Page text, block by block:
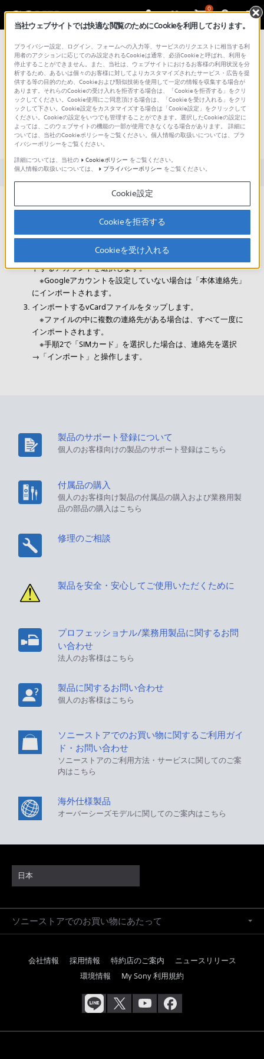
0
総合サポート・お問い合わせ
文書番号 : 00278979 / 最終更新日 : 2025/03/11
連絡帳のデータをSDカードからイ
ンポートする方法は？
対象製品カテゴリー・製品
「連絡帳」のアプリをタップします。右上の Googleアカウン
トのアイコンをタップ→「連絡帳アプリの設定」→「インポ
「.vcfファイル」／「SIMカード」→「OK」をタップします。
※アカウントを選択する画面が表示された場合は、インポー
トするアカウントを選択します。
※Googleアカウントを設定していない場合は「本体連絡先」
にインポートされます。
インポートするvCardファイルをタップします。
※ファイルの中に複数の連絡先がある場合は、すべて一度に
インポートされます。
※手順2で「SIMカード」を選択した場合は、連絡先を選択
→「インポート」と操作します。
製品のサポート登録について
個人のお客様向けの製品のサポート登録はこちら
付属品の購入
個人のお客様向け製品の付属品の購入および業務用製
品の部品の購入はこちら
修理のご相談
製品を安全・安心してご使用いただくために
プロフェッショナル/業務用製品に関するお問
い合わせ
法人のお客様はこちら
製品に関するお問い合わせ
個人のお客様はこちら
ソニーストアでのお買い物に関するご利用ガイ
ド・お問い合わせ
ソニーストアのご利用方法・サービスに関してのご案
内はこちら
海外仕様製品
オーバーシーズモデルに関してのご案内はこちら
日本
ソニーストアでのお買い物にあたって
会社情報 採用情報 特約店のご案内
ニュースリリース
環境情報
My Sony 利用規約
当社ウェブサイトでは快適な閲覧のためにCookieを利用しております。
プライバシー設定、ログイン、フォームへの入力等、サービスのリクエストに相当する利
用者のアクションに応じてのみ設定されるCookieは通常、必須Cookieと呼ばれ、利用を
停止することができません。また、当社は、ウェブサイトにおけるお客様の利用状況を分
析するため、あるいは個々のお客様に対してよりカスタマイズされたサービス・広告を提
供する等の目的のため、Cookieおよび類似技術を使用して一定の情報を収集する場合が
あります。それらのCookieの受け入れを拒否する場合は、「Cookieを拒否する」をクリ
ックしてください。Cookie使用にご同意頂ける場合は、「Cookieを受け入れる」をクリ
ックして下さい。Cookie設定をカスタマイズする場合は「Cookie設定」をクリックして
ください。Cookieの設定をいつでも管理することができます。選択したCookieの設定に
よっては、このウェブサイトの機能の一部が使用できなくなる場合があります。 詳細に
ついては、当社のCookieポリシーをご覧ください。個人情報の取扱いについては、プラ
イバシーポリシーをご覧ください。
詳細については、当社の
Cookieポリシー をご覧ください。
個人情報の取扱いについては、
プライバシーポリシー をご覧ください。
Cookie設定
Cookieを拒否する
Cookieを受け入れる